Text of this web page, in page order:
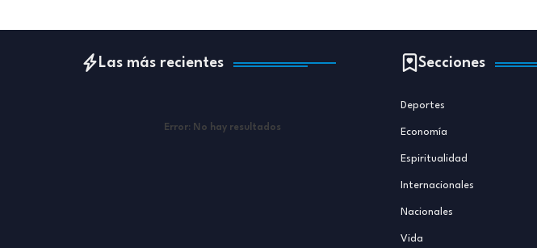
Las más recientes
Error: No hay resultados
Secciones
Deportes
Economía
Espiritualidad
Internacionales
Nacionales
Vida